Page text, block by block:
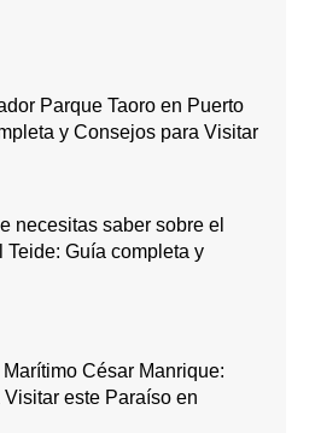
Parque Taoro en Puerto
y Consejos para Visitar
necesitas saber sobre el
Guía completa y
César Manrique:
este Paraíso en